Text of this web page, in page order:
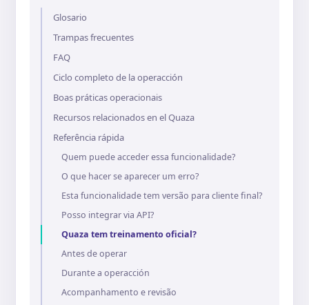
Glosario
Trampas frecuentes
FAQ
Ciclo completo de la operacción
Boas práticas operacionais
Recursos relacionados en el Quaza
Referência rápida
Quem puede acceder essa funcionalidade?
O que hacer se aparecer um erro?
Esta funcionalidade tem versão para cliente final?
Posso integrar via API?
Quaza tem treinamento oficial?
Antes de operar
Durante a operacción
Acompanhamento e revisão